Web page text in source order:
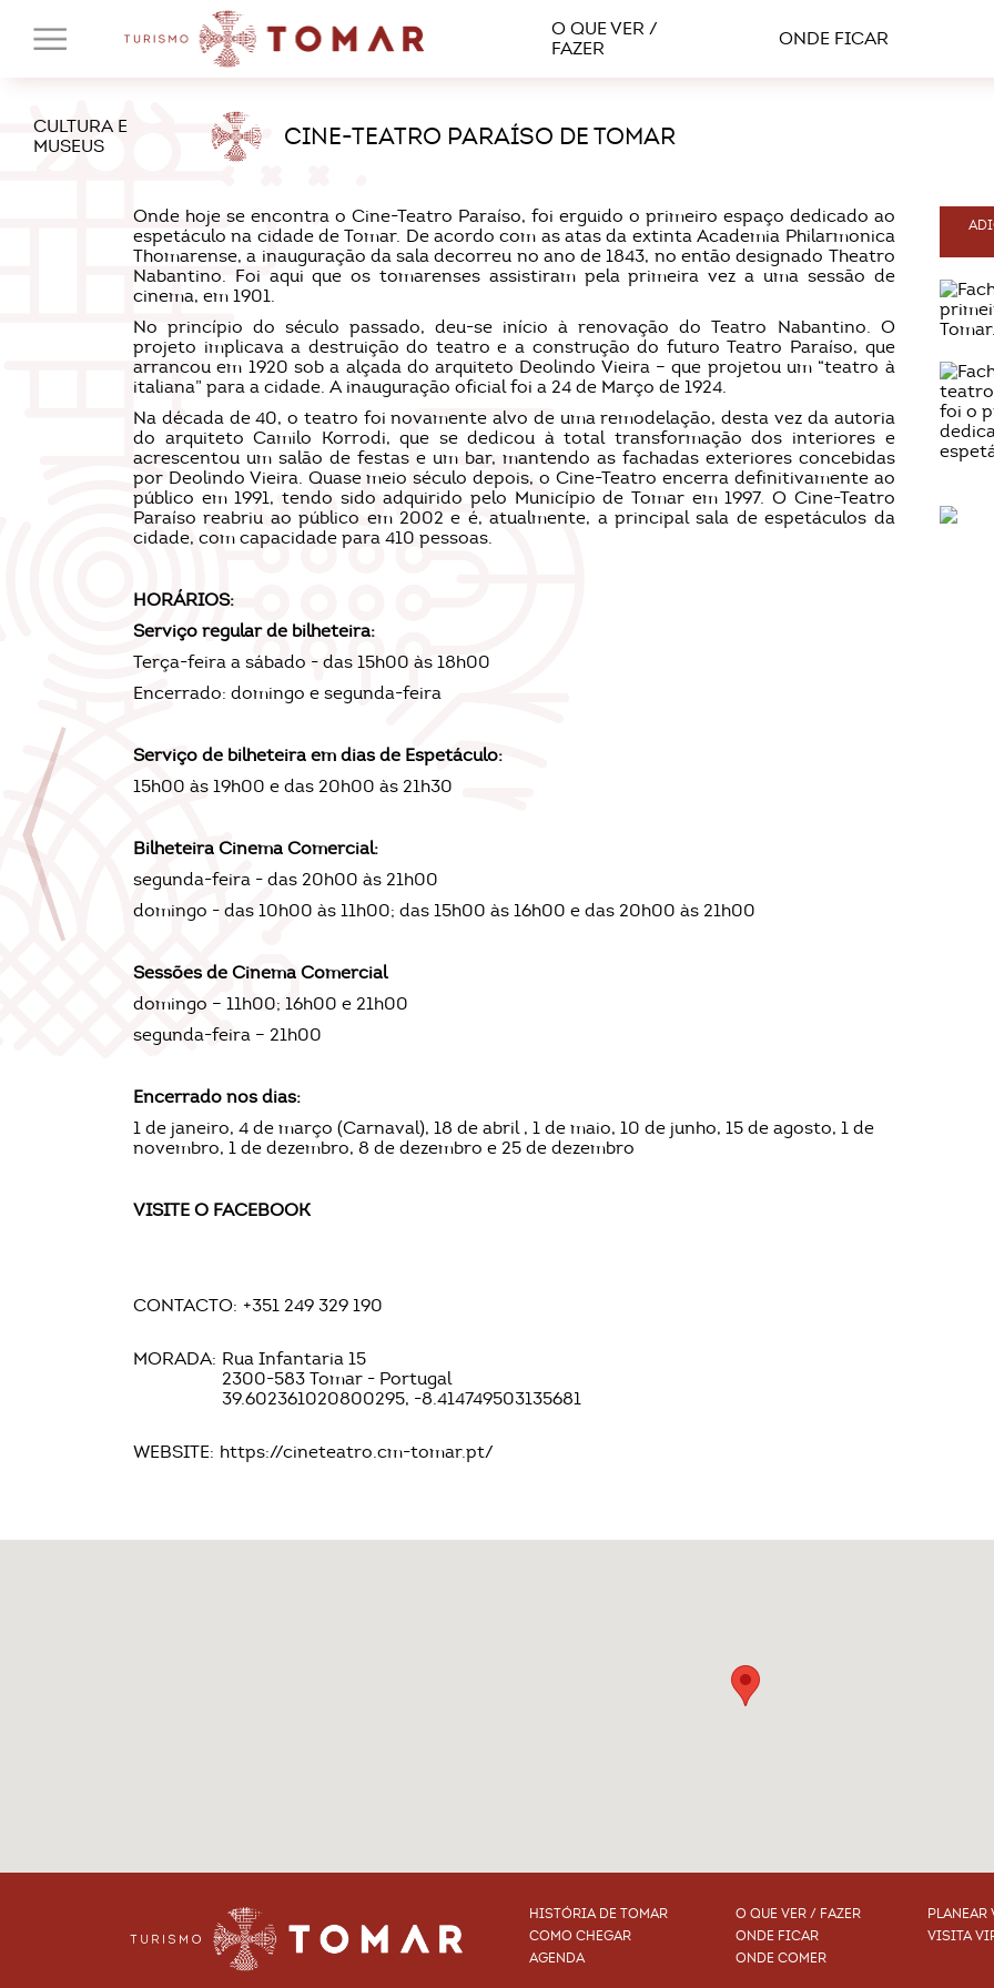
O QUE VER /
FAZER
ONDE FICAR
CULTURA E
MUSEUS
CINE-TEATRO PARAÍSO DE TOMAR
Onde hoje se encontra o Cine-Teatro Paraíso, foi erguido o primeiro espaço dedicado ao
espetáculo na cidade de Tomar. De acordo com as atas da extinta Academia Philarmonica
Thomarense, a inauguração da sala decorreu no ano de 1843, no então designado Theatro
Nabantino. Foi aqui que os tomarenses assistiram pela primeira vez a uma sessão de
cinema, em 1901.
No princípio do século passado, deu-se início à renovação do Teatro Nabantino. O
projeto implicava a destruição do teatro e a construção do futuro Teatro Paraíso, que
arrancou em 1920 sob a alçada do arquiteto Deolindo Vieira – que projetou um “teatro à
italiana” para a cidade. A inauguração oficial foi a 24 de Março de 1924.
Na década de 40, o teatro foi novamente alvo de uma remodelação, desta vez da autoria
do arquiteto Camilo Korrodi, que se dedicou à total transformação dos interiores e
acrescentou um salão de festas e um bar, mantendo as fachadas exteriores concebidas
por Deolindo Vieira. Quase meio século depois, o Cine-Teatro encerra definitivamente ao
público em 1991, tendo sido adquirido pelo Município de Tomar em 1997. O Cine-Teatro
Paraíso reabriu ao público em 2002 e é, atualmente, a principal sala de espetáculos da
cidade, com capacidade para 410 pessoas.
HORÁRIOS:
Serviço regular de bilheteira:
Terça-feira a sábado - das 15h00 às 18h00
Encerrado: domingo e segunda-feira
Serviço de bilheteira em dias de Espetáculo:
15h00 às 19h00 e das 20h00 às 21h30
Bilheteira Cinema Comercial:
segunda-feira - das 20h00 às 21h00
domingo - das 10h00 às 11h00; das 15h00 às 16h00 e das 20h00 às 21h00
Sessões de Cinema Comercial
domingo – 11h00; 16h00 e 21h00
segunda-feira – 21h00
Encerrado nos dias:
1 de janeiro, 4 de março (Carnaval), 18 de abril , 1 de maio, 10 de junho, 15 de agosto, 1 de
novembro, 1 de dezembro, 8 de dezembro e 25 de dezembro
VISITE O FACEBOOK
CONTACTO: +351 249 329 190
MORADA: Rua Infantaria 15
2300-583 Tomar - Portugal
39.602361020800295, -8.414749503135681
WEBSITE: https://cineteatro.cm-tomar.pt/
HISTÓRIA DE TOMAR
COMO CHEGAR
AGENDA
O QUE VER / FAZER
ONDE FICAR
ONDE COMER
PLANEAR
VISITA